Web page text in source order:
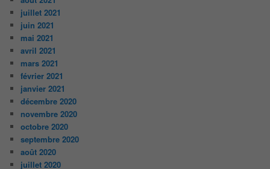
juillet 2021
juin 2021
mai 2021
avril 2021
mars 2021
février 2021
janvier 2021
décembre 2020
novembre 2020
octobre 2020
septembre 2020
août 2020
juillet 2020